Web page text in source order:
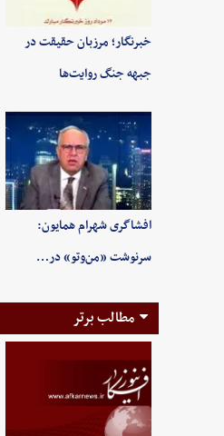
خبرنگار؛ مرزبان حقیقت در
جبهه جنگ روایت‌ها
افشاگری شهرام همایون:
سرنوشت «من‌وتو» در…
مطالب برتر